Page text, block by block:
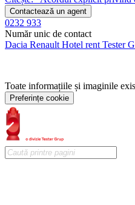
Contactează un agent
0232 933
Număr unic de contact
Dacia Renault Hotel rent Tester
Toate informațiile și imaginile
Preferințe cookie